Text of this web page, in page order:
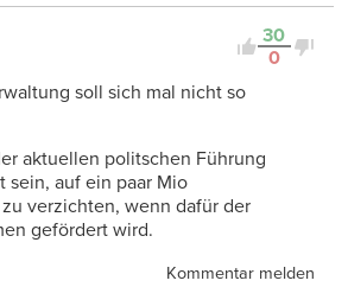
30
0
soll sich mal nicht so
aktuellen politschen Führung
sein, auf ein paar Mio
verzichten, wenn dafür der
gefördert wird.
Kommentar melden